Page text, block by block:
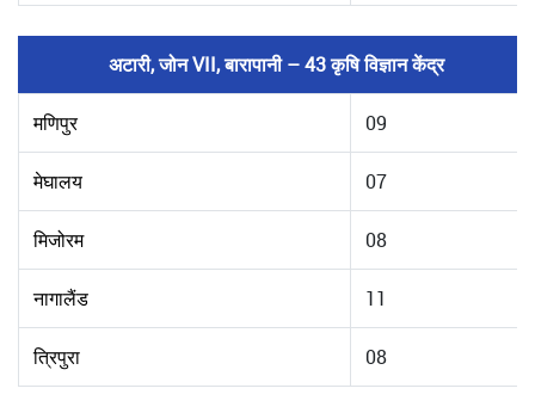
अटारी, जोन VII, बारापानी – 43 कृषि विज्ञान केंद्र
मणिपुर 09
मेघालय 07
मिजोरम 08
नागालैंड 11
त्रिपुरा 08